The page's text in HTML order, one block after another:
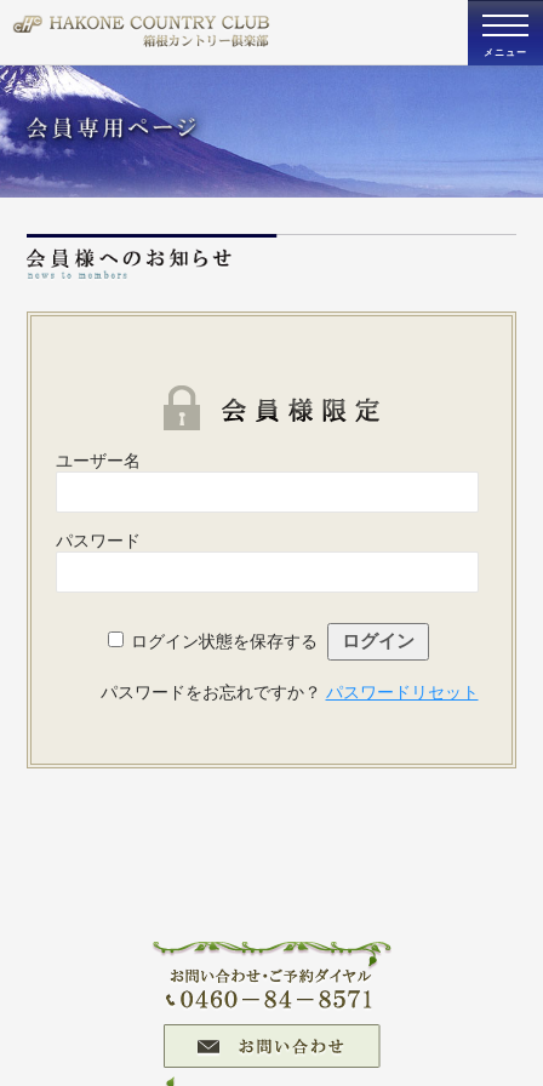
メニュー
ユーザー名
パスワード
ログイン状態を保存する
パスワードをお忘れですか？ パスワードリセット